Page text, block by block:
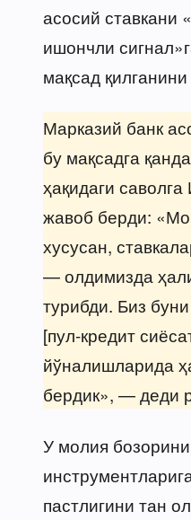
асосий ставкани
ишончли
мақсад
Марказий банк
бу мақсадга
ҳақидаги
жавоб берди:
хусусан,
— олдимизда
турибди. Биз
[пул-кредит
йўналишларида
бердик», — деди
У молия
пастлигини тан